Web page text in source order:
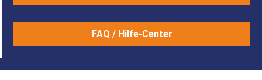
FAQ / Hilfe-Center